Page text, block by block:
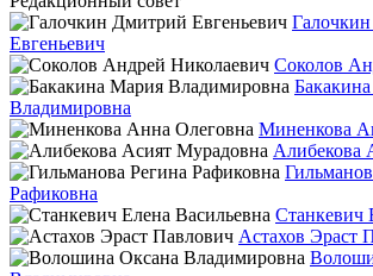
Евгеньевич
Соколов
Владимировна
Миненкова
Алибекова
Рафиковна
Станкевич
Астахов Эраст